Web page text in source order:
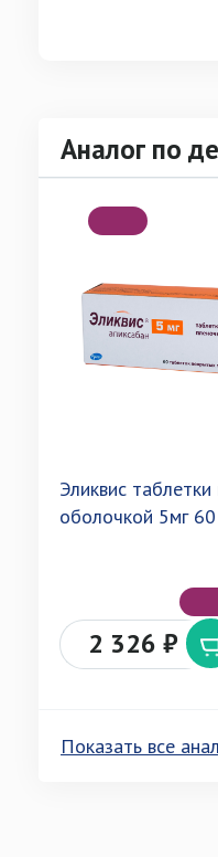
Аналог по
Эликвис
оболочкой 5мг 60
2 326 ₽
Показать все